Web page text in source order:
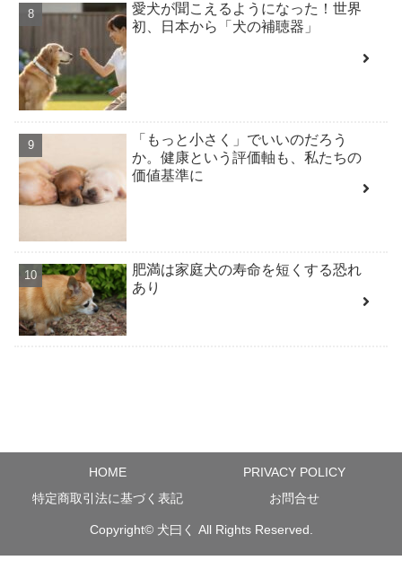
愛犬が聞こえるようになった！世界
初、日本から「犬の補聴器」
「もっと小さく」でいいのだろう
か。健康という評価軸も、私たちの
価値基準に
肥満は家庭犬の寿命を短くする恐れ
あり
HOME
PRIVACY POLICY
特定商取引法に基づく表記
お問合せ
Copyright© 犬曰く All Rights Reserved.